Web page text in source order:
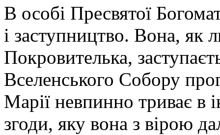
В особі Пресвятої
і заступництво. Вона, як
Покровителька,
Вселенського Собору
Марії невпинно триває в
згоди, яку вона з вірою